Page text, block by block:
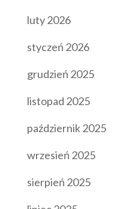
luty 2026
styczeń 2026
grudzień 2025
listopad 2025
październik 2025
wrzesień 2025
sierpień 2025